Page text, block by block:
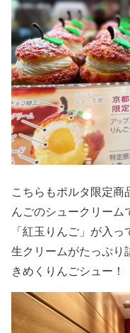
こちらもポルタ限定商
んごのシュークリー
「紅玉りんご」が入
生クリームがたっぷり
きめくりんごシュー！